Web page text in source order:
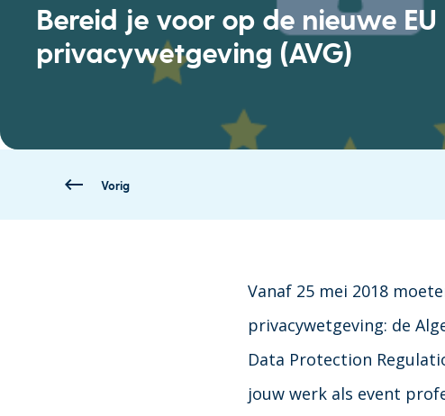
Bereid je voor op de nieuwe EU
privacywetgeving (AVG)
Vorig
Vanaf 25 mei 2018
privacywetgeving: de
Data Protection
jouw werk als event